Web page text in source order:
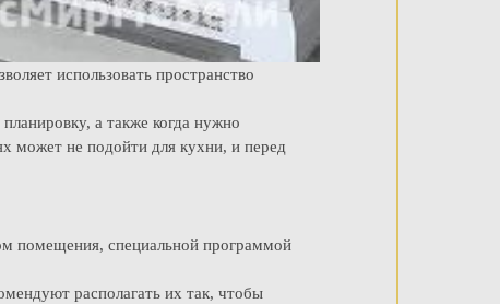
использовать пространство
а также когда нужно
может не подойти для кухни, и перед
помещения, специальной программой
располагать их так, чтобы